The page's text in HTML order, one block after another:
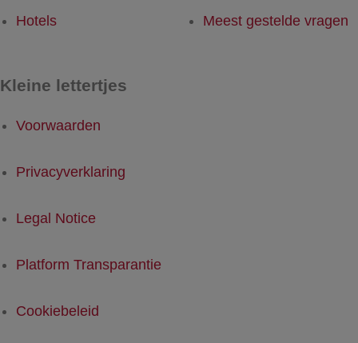
Hotels Meest gestelde vragen
Kleine lettertjes
Voorwaarden
Privacyverklaring
Legal Notice
Platform Transparantie
Cookiebeleid